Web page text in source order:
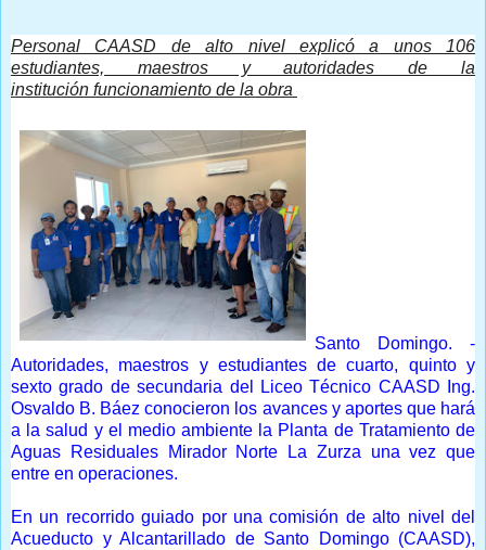
Personal CAASD de alto nivel explicó a unos 106
estudiantes, maestros y autoridades de la
institución funcionamiento de la obra
Santo Domingo. -
Autoridades, maestros y estudiantes de cuarto, quinto y
sexto grado de secundaria del Liceo Técnico CAASD Ing.
Osvaldo B. Báez conocieron los avances y aportes que hará
a la salud y el medio ambiente la Planta de Tratamiento de
Aguas Residuales Mirador Norte La Zurza una vez que
entre en operaciones.
En un recorrido guiado por una comisión de alto nivel del
Acueducto y Alcantarillado de Santo Domingo (CAASD),